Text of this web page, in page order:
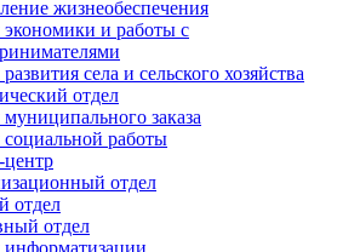
жизнеобеспечения
и работы с
села и сельского хозяйства
отдел
заказа
работы
центр
отдел
отдел
отдел